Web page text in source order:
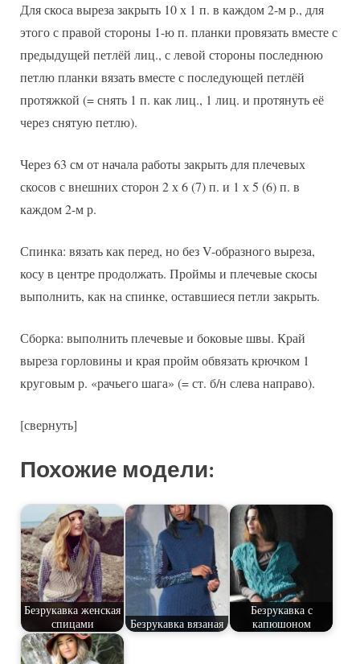
Для скоса выреза закрыть 10 х 1 п. в каждом 2-м р., для
этого с правой стороны 1-ю п. планки провязать вместе с
предыдущей петлёй лиц., с левой стороны последнюю
петлю планки вязать вместе с последующей петлёй
протяжкой (= снять 1 п. как лиц., 1 лиц. и протянуть её
через снятую петлю).
Через 63 см от начала работы закрыть для плечевых
скосов с внешних сторон 2 х 6 (7) п. и 1 х 5 (6) п. в
каждом 2-м р.
Спинка: вязать как перед, но без V-образного выреза,
косу в центре продолжать. Проймы и плечевые скосы
выполнить, как на спинке, оставшиеся петли закрыть.
Сборка: выполнить плечевые и боковые швы. Край
выреза горловины и края пройм обвязать крючком 1
круговым р. «рачьего шага» (= ст. б/н слева направо).
[свернуть]
Похожие модели:
Безрукавка женская
спицами
Безрукавка вязаная
Безрукавка с
капюшоном